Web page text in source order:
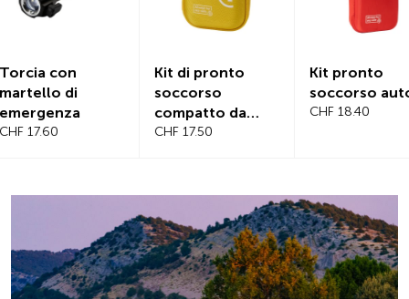
Kit di pronto
soccorso
compatto da
viaggio
CHF 17.50
Kit pronto
soccorso auto
CHF 18.40